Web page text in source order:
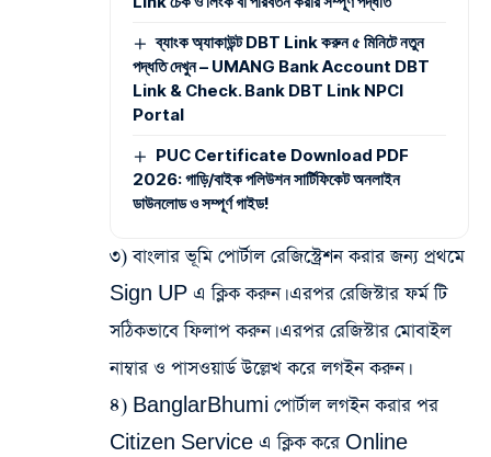
ব্যাংক অ্যাকাউন্ট DBT Link করুন ৫ মিনিটে নতুন
পদ্ধতি দেখুন – UMANG Bank Account DBT
Link & Check. Bank DBT Link NPCI
Portal
PUC Certificate Download PDF
2026: গাড়ি/বাইক পলিউশন সার্টিফিকেট অনলাইন
ডাউনলোড ও সম্পূর্ণ গাইড!
৩) বাংলার ভূমি পোর্টাল রেজিস্ট্রেশন করার জন্য প্রথমে
Sign UP এ ক্লিক করুন। এরপর রেজিস্টার ফর্ম টি
সঠিকভাবে ফিলাপ করুন। এরপর রেজিস্টার মোবাইল
নাম্বার ও পাসওয়ার্ড উল্লেখ করে লগইন করুন।
৪) BanglarBhumi পোর্টাল লগইন করার পর
Citizen Service এ ক্লিক করে Online